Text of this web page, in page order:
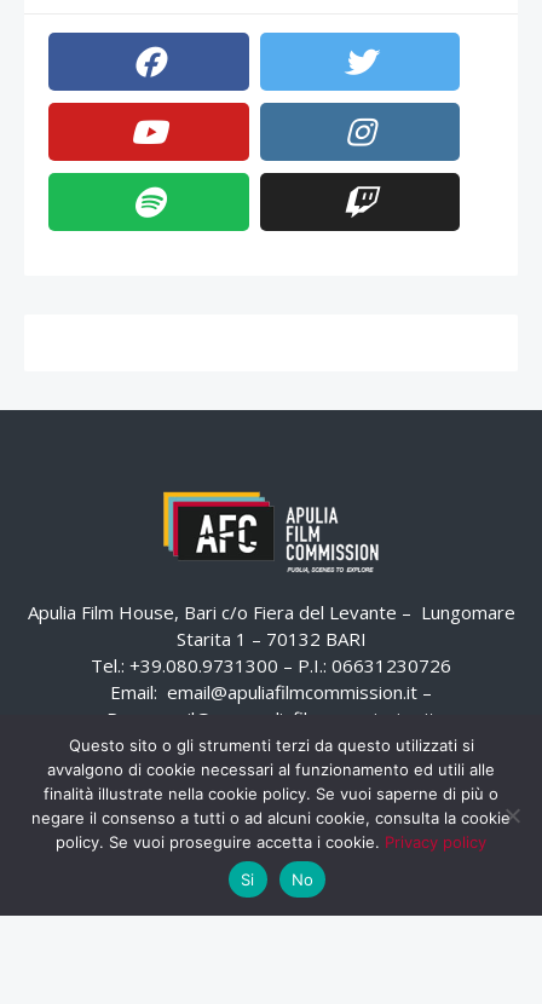
Apulia Film House, Bari c/o Fiera del Levante – Lungomare
Starita 1 – 70132 BARI
Tel.: +39.080.9731300 – P.I.: 06631230726
Email: email@apuliafilmcommission.it –
Pec:
email@pec.apuliafilmcommission.it
Questo sito o gli strumenti terzi da questo utilizzati si
avvalgono di cookie necessari al funzionamento ed utili alle
finalità illustrate nella cookie policy. Se vuoi saperne di più o
negare il consenso a tutti o ad alcuni cookie, consulta la cookie
policy. Se vuoi proseguire accetta i cookie. Privacy policy
Si
No